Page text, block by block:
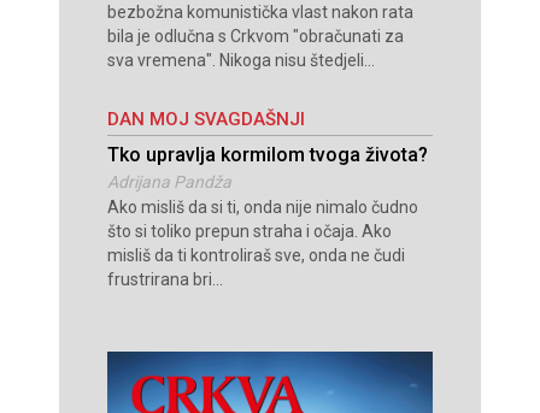
bezbožna komunistička vlast nakon rata
bila je odlučna s Crkvom "obračunati za
sva vremena". Nikoga nisu štedjeli...
DAN MOJ SVAGDAŠNJI
Tko upravlja kormilom tvoga života?
Adrijana Pandža
Ako misliš da si ti, onda nije nimalo čudno
što si toliko prepun straha i očaja. Ako
misliš da ti kontroliraš sve, onda ne čudi
frustrirana bri...